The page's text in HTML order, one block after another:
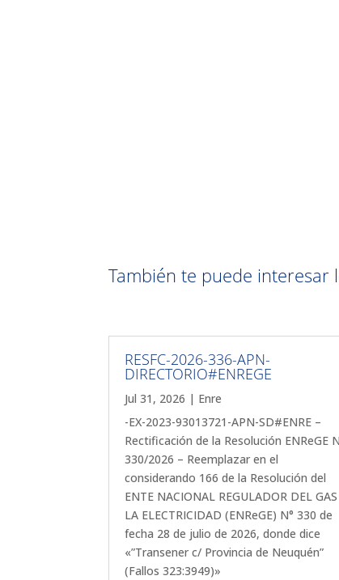
También te puede interesar
RESFC-2026-336-APN-
DIRECTORIO#ENREGE
Jul 31, 2026 | Enre
-EX-2023-93013721-APN-SD#ENRE –
Rectificación de la Resolución ENReGE
330/2026 – Reemplazar en el
considerando 166 de la Resolución del
ENTE NACIONAL REGULADOR DEL
LA ELECTRICIDAD (ENReGE) N° 330 de
fecha 28 de julio de 2026, donde dice
«”Transener c/ Provincia de Neuquén”
(Fallos 323:3949)»